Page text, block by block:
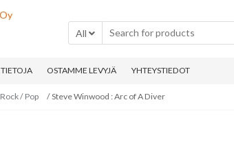
All
TIETOJA OSTAMME LEVYJÄ YHTEYSTIEDOT
Rock / Pop / Steve Winwood : Arc of A Diver